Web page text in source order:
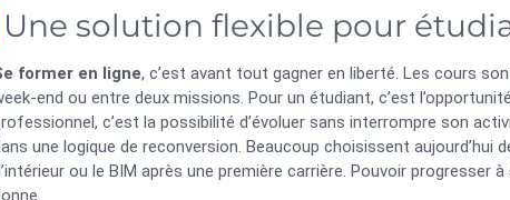
Une solution flexible pour
former en ligne, c’est avant tout gagner en liberté. Les cours
end ou entre deux missions. Pour un étudiant, c’est
c’est la possibilité d’évoluer sans interrompre son
une logique de reconversion. Beaucoup choisissent aujourd’hui
ou le BIM après une première carrière. Pouvoir progresser